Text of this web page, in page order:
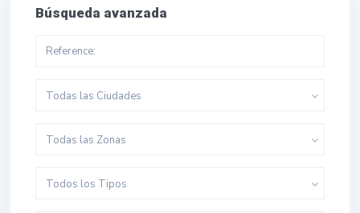
Búsqueda avanzada
Todas las Ciudades
Todas las Zonas
Todos los Tipos